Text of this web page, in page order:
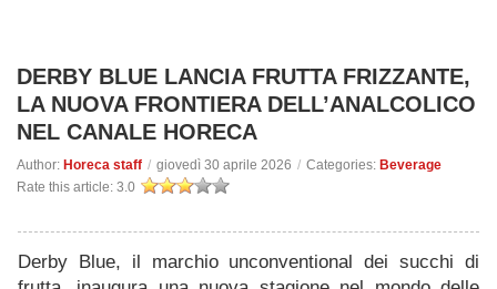
DERBY BLUE LANCIA FRUTTA FRIZZANTE,
LA NUOVA FRONTIERA DELL’ANALCOLICO
NEL CANALE HORECA
Author: Horeca staff / giovedì 30 aprile 2026 / Categories: Beverage
Rate this article: 3.0
Derby Blue, il marchio unconventional dei succhi di